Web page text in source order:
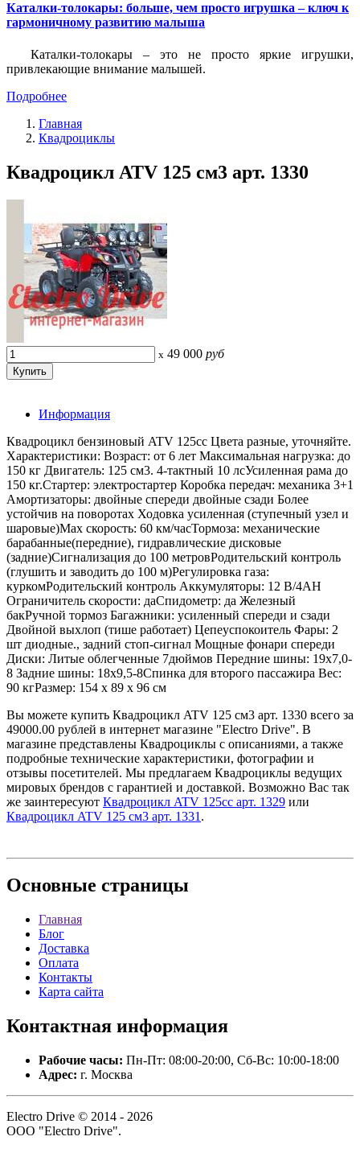
Каталки-толокары: больше, чем просто игрушка – ключ к
гармоничному развитию малыша
Каталки-толокары – это не просто яркие игрушки,
привлекающие внимание малышей.
Подробнее
Главная
Квадроциклы
Квадроцикл ATV 125 см3 арт. 1330
x 49 000 руб
Информация
Квадроцикл бензиновый ATV 125сс Цвета разные, уточняйте.
Характеристики: Возраст: от 6 лет Максимальная нагрузка: до
150 кг Двигатель: 125 см3. 4-тактный 10 лсУсиленная рама до
150 кг.Стартер: электростартер Коробка передач: механика 3+1
Амортизаторы: двойные спереди двойные сзади Более
устойчив на поворотах Ходовка усиленная (ступечный узел и
шаровые)Max скорость: 60 км/часТормоза: механические
барабанные(передние), гидравлические дисковые
(задние)Сигнализация до 100 метровРодительский контроль
(глушить и заводить до 100 м)Регулировка газа:
куркомРодительский контроль Аккумуляторы: 12 В/4AH
Ограничитель скорости: даСпидометр: да Железный
бакРучной тормоз Багажники: усиленный спереди и сзади
Двойной выхлоп (тише работает) Цепеуспокоитель Фары: 2
шт диодные., задний стоп-сигнал Мощные фонари спереди
Диски: Литые облегченные 7дюймов Передние шины: 19х7,0-
8 Задние шины: 18х9,5-8Спинка для второго пассажира Вес:
90 кгРазмер: 154 х 89 х 96 см
Вы можете купить Квадроцикл ATV 125 см3 арт. 1330 всего за
49000.00 рублей в интернет магазине "Electro Drive". В
магазине представлены Квадроциклы с описаниями, а также
подробные технические характеристики, фотографии и
отзывы посетителей. Мы предлагаем Квадроциклы ведущих
мировых брендов с гарантией и доставкой. Возможно Вас так
же заинтересуют Квадроцикл ATV 125сс арт. 1329 или
Квадроцикл ATV 125 см3 арт. 1331 .
Основные страницы
Главная
Блог
Доставка
Оплата
Контакты
Карта сайта
Контактная информация
Рабочие часы: Пн-Пт: 08:00-20:00, Сб-Вс: 10:00-18:00
Адрес: г. Москва
Electro Drive © 2014 - 2026
ООО "Electro Drive".